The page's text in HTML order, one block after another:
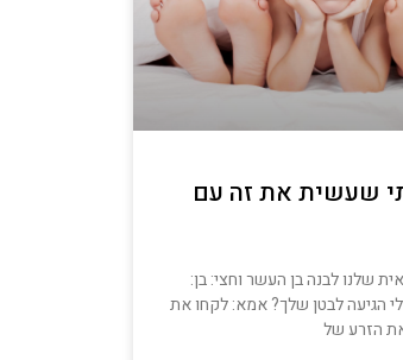
שעשית את זה עם
שלנו לבנה בן העשר וחצי: בן:
הגיעה לבטן שלך? אמא: לקחו את
הזרע של